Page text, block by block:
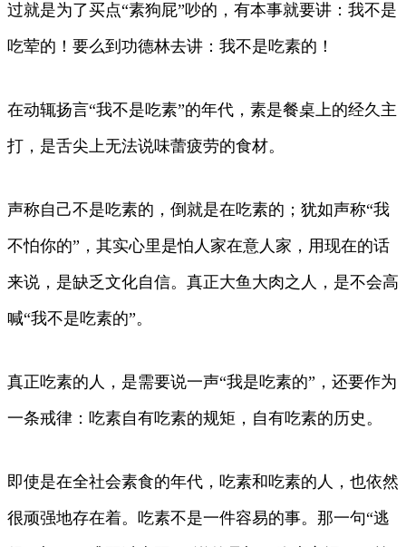
过就是为了买点“素狗屁”吵的，有本事就要讲：我不是
吃荤的！要么到功德林去讲：我不是吃素的！
在动辄扬言“我不是吃素”的年代，素是餐桌上的经久主
打，是舌尖上无法说味蕾疲劳的食材。
声称自己不是吃素的，倒就是在吃素的；犹如声称“我
不怕你的”，其实心里是怕人家在意人家，用现在的话
来说，是缺乏文化自信。真正大鱼大肉之人，是不会高
喊“我不是吃素的”。
真正吃素的人，是需要说一声“我是吃素的”，还要作为
一条戒律：吃素自有吃素的规矩，自有吃素的历史。
即使是在全社会素食的年代，吃素和吃素的人，也依然
很顽强地存在着。吃素不是一件容易的事。那一句“逃